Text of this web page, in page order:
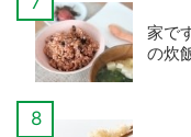
家で
の炊